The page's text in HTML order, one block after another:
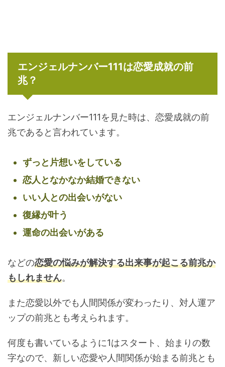
エンジェルナンバー111は恋愛成就の前
兆？
エンジェルナンバー111を見た時は、恋愛成就の前
兆であると言われています。
ずっと片想いをしている
恋人となかなか結婚できない
いい人との出会いがない
復縁が叶う
運命の出会いがある
などの恋愛の悩みが解決する出来事が起こる前兆か
もしれません。
また恋愛以外でも人間関係が変わったり、対人運ア
ップの前兆とも考えられます。
何度も書いているように1はスタート、始まりの数
字なので、新しい恋愛や人間関係が始まる前兆とも